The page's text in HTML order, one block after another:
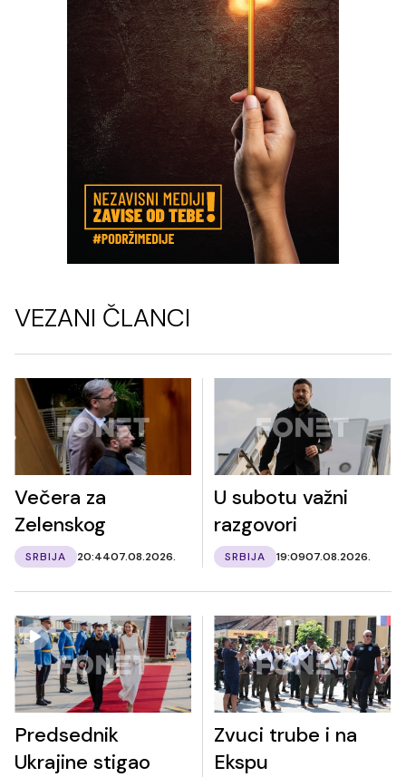
VEZANI ČLANCI
Večera za
Zelenskog
SRBIJA 20:4407.08.2026.
U subotu važni
razgovori
SRBIJA 19:0907.08.2026.
Predsednik
Ukrajine stigao
Zvuci trube i na
Ekspu